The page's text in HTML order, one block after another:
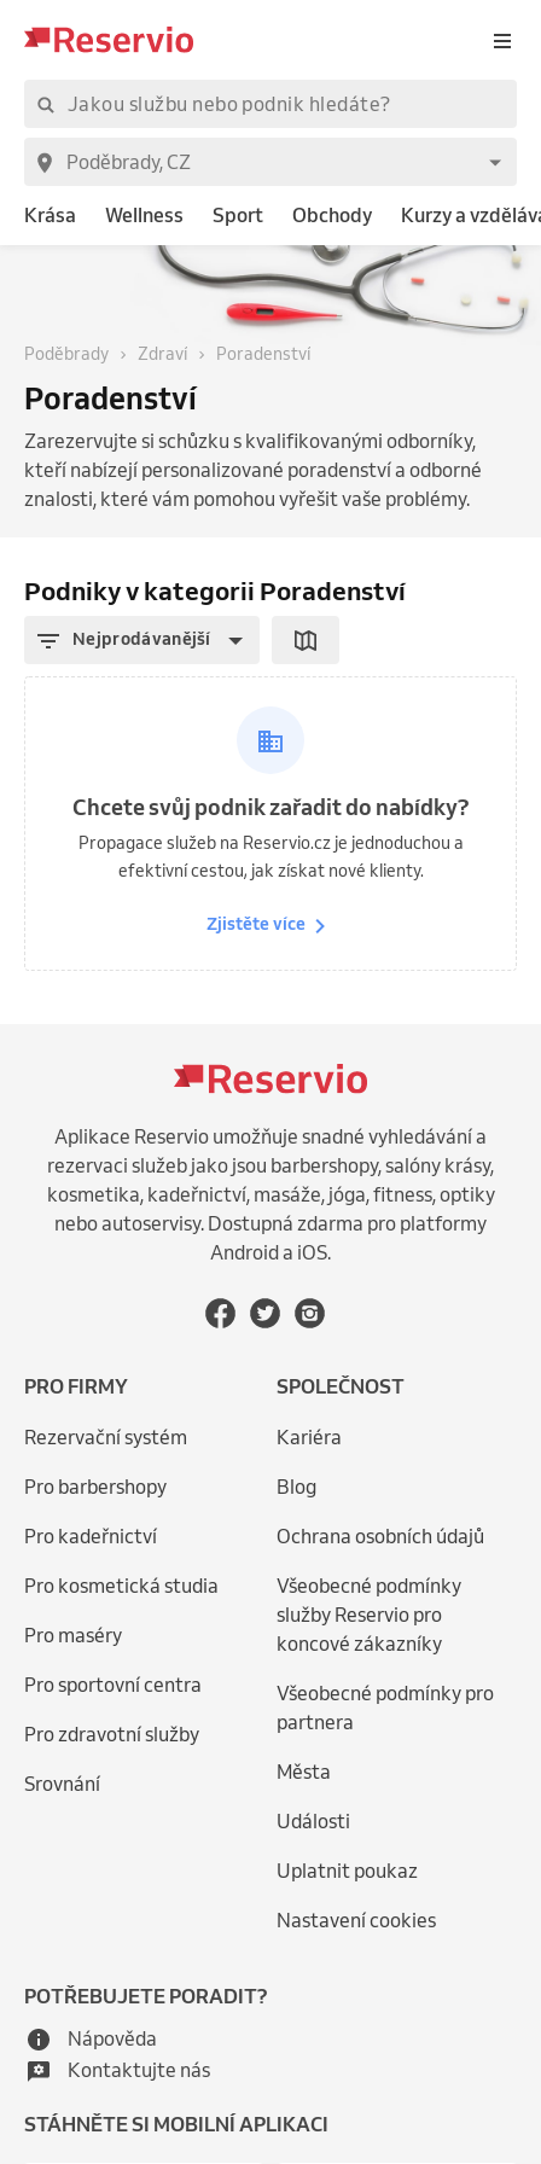
Krása Wellness Sport Obchody Kurzy a
Poděbrady Zdraví Poradenství
Poradenství
Zarezervujte si schůzku s kvalifikovanými odborníky,
kteří nabízejí personalizované poradenství a odborné
znalosti, které vám pomohou vyřešit vaše problémy.
Podniky v kategorii Poradenství
Nejprodávanější
Chcete svůj podnik zařadit do nabídky?
Propagace služeb na Reservio.cz je jednoduchou a
efektivní cestou, jak získat nové klienty.
Zjistěte více
Aplikace Reservio umožňuje snadné vyhledávání a
rezervaci služeb jako jsou barbershopy, salóny krásy,
kosmetika, kadeřnictví, masáže, jóga, fitness, optiky
nebo autoservisy. Dostupná zdarma pro platformy
Android a iOS.
PRO FIRMY
Rezervační systém
Pro barbershopy
Pro kadeřnictví
Pro kosmetická studia
Pro maséry
Pro sportovní centra
Pro zdravotní služby
Srovnání
SPOLEČNOST
Kariéra
Blog
Ochrana osobních údajů
Všeobecné podmínky
služby Reservio pro
koncové zákazníky
Všeobecné podmínky pro
partnera
Města
Události
Uplatnit poukaz
Nastavení cookies
POTŘEBUJETE PORADIT?
Nápověda
Kontaktujte nás
STÁHNĚTE SI MOBILNÍ APLIKACI